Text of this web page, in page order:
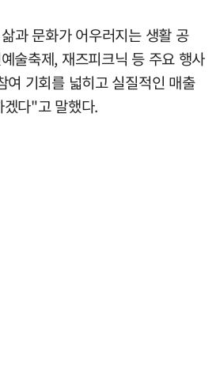
과 문화가 어우러지는 생활 공
술축제, 재즈피크닉 등 주요 행사
여 기회를 넓히고 실질적인 매출
다"고 말했다.